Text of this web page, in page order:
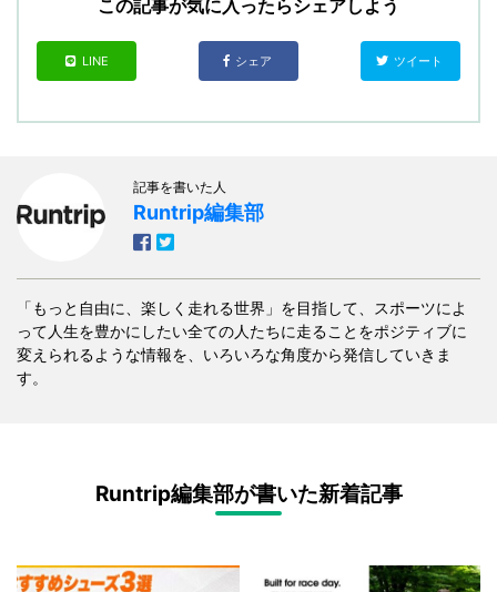
この記事が気に入ったらシェアしよう
LINE シェア ツイート
記事を書いた人
Runtrip編集部
「もっと自由に、楽しく走れる世界」を目指して、スポーツによ
って人生を豊かにしたい全ての人たちに走ることをポジティブに
変えられるような情報を、いろいろな角度から発信していきま
す。
Runtrip編集部が書いた新着記事